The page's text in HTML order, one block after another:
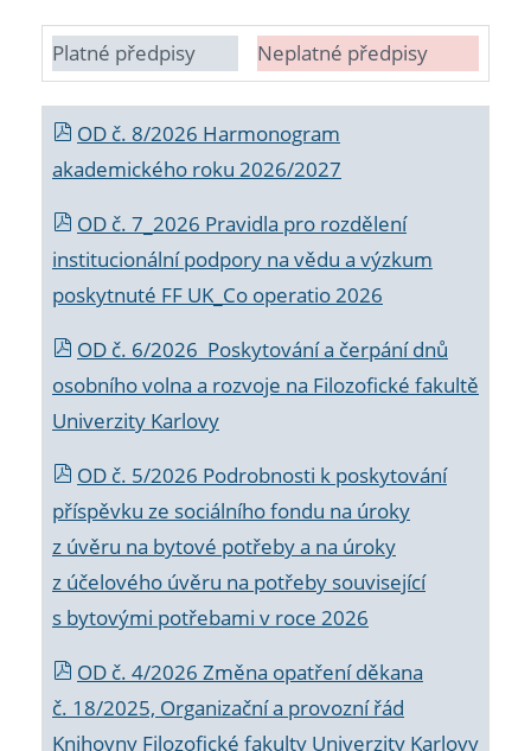
Platné předpisy Neplatné předpisy
OD č. 8/2026 Harmonogram
akademického roku 2026/2027
OD č. 7_2026 Pravidla pro rozdělení
institucionální podpory na vědu a výzkum
poskytnuté FF UK_Co operatio 2026
OD č. 6/2026 Poskytování a čerpání dnů
osobního volna a rozvoje na Filozofické fakultě
Univerzity Karlovy
OD č. 5/2026 Podrobnosti k poskytování
příspěvku ze sociálního fondu na úroky
z úvěru na bytové potřeby a na úroky
z účelového úvěru na potřeby související
s bytovými potřebami v roce 2026
OD č. 4/2026 Změna opatření děkana
č. 18/2025, Organizační a provozní řád
Knihovny Filozofické fakulty Univerzity Karlovy